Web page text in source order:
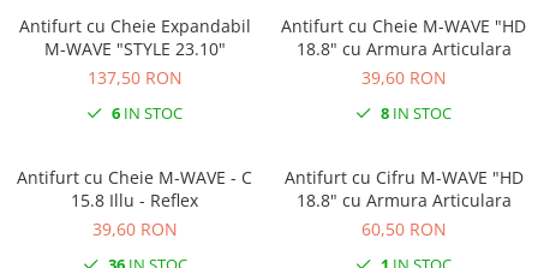
Antifurt cu Cheie Expandabil
M-WAVE "STYLE 23.10"
137,50 RON
6 IN STOC
Antifurt cu Cheie M-WAVE "HD
18.8" cu Armura Articulara
39,60 RON
8 IN STOC
Antifurt cu Cheie M-WAVE - C
15.8 Illu - Reflex
39,60 RON
Antifurt cu Cifru M-WAVE "HD
18.8" cu Armura Articulara
60,50 RON